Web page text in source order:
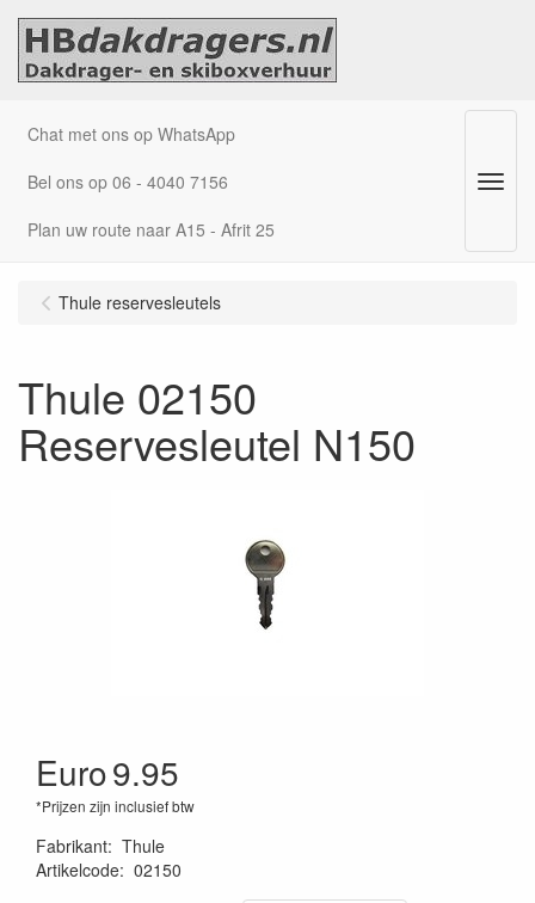
Chat met ons op WhatsApp
Bel ons op 06 - 4040 7156
Plan uw route naar A15 - Afrit 25
Menu
Thule reservesleutels
Thule 02150
Reservesleutel N150
Euro9.95
*Prijzen zijn inclusief btw
Fabrikant: Thule
Artikelcode: 02150